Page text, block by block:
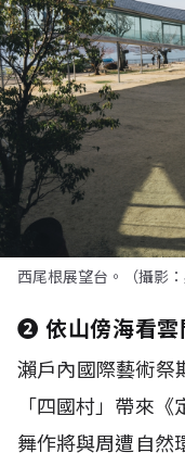
西尾根展望台。（攝影：
❷依山傍海看雲
瀨戶內國際藝術祭
「四國村」帶來
舞作將與周遭自然